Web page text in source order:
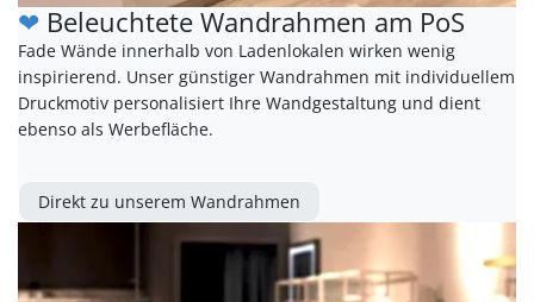
❤ Beleuchtete Wandrahmen am PoS
Fade Wände innerhalb von Ladenlokalen wirken wenig
inspirierend. Unser günstiger Wandrahmen mit individuellem
Druckmotiv personalisiert Ihre Wandgestaltung und dient
ebenso als Werbefläche.
Direkt zu unserem Wandrahmen